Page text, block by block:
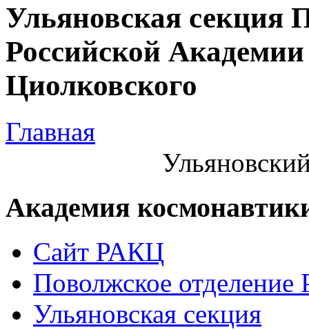
Ульяновская секция
Российской
Циолковского
Главная
Академия
Сайт РАКЦ
Поволжское
Ульяновская секция